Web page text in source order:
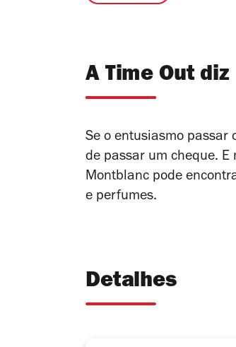
A Time Out diz
Se o entusiasmo passar
de passar um cheque.
Montblanc pode
e perfumes.
Detalhes